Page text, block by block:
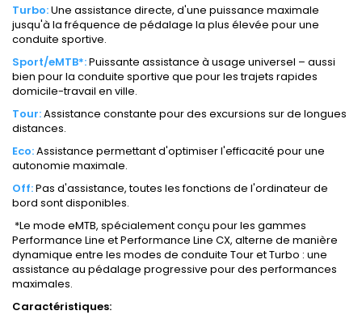
Turbo:Une assistance directe, d'une puissance maximale
jusqu'à la fréquence de pédalage la plus élevée pour une
conduite sportive.
Sport/eMTB*:Puissante assistance à usage universel – aussi
bien pour la conduite sportive que pour les trajets rapides
domicile-travail en ville.
Tour:Assistance constante pour des excursions sur de longues
distances.
Eco:Assistance permettant d'optimiser l'efficacité pour une
autonomie maximale.
Off:Pas d'assistance, toutes les fonctions de l'ordinateur de
bord sont disponibles.
*Le mode eMTB, spécialement conçu pour les gammes
Performance Line et Performance Line CX, alterne de manière
dynamique entre les modes de conduite Tour et Turbo : une
assistance au pédalage progressive pour des performances
maximales.
Caractéristiques: